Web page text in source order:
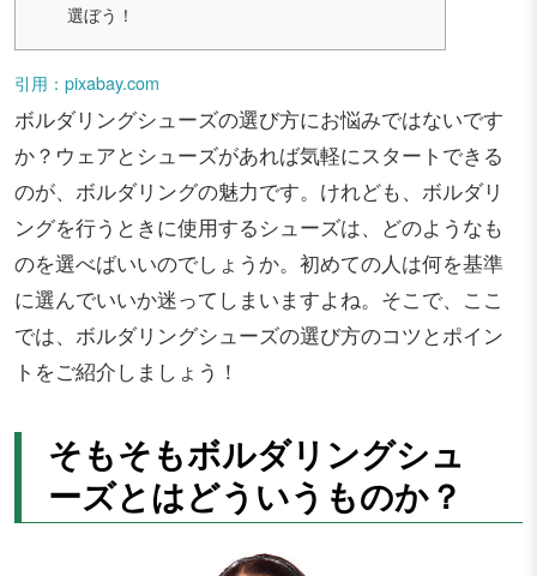
選ぼう！
引用：pixabay.com
ボルダリングシューズの選び方にお悩みではないです
か？ウェアとシューズがあれば気軽にスタートできる
のが、ボルダリングの魅力です。けれども、ボルダリ
ングを行うときに使用するシューズは、どのようなも
のを選べばいいのでしょうか。初めての人は何を基準
に選んでいいか迷ってしまいますよね。そこで、ここ
では、ボルダリングシューズの選び方のコツとポイン
トをご紹介しましょう！
そもそもボルダリングシュ
ーズとはどういうものか？